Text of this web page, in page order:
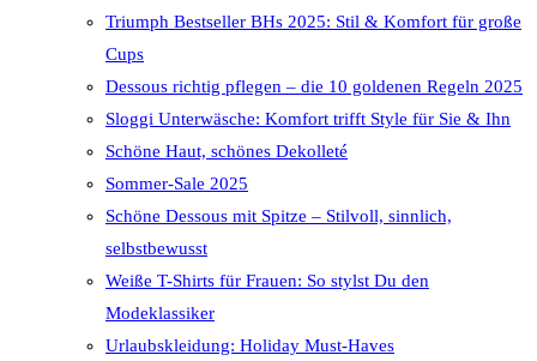
Triumph Bestseller BHs 2025: Stil & Komfort für große
Cups
Dessous richtig pflegen – die 10 goldenen Regeln 2025
Sloggi Unterwäsche: Komfort trifft Style für Sie & Ihn
Schöne Haut, schönes Dekolleté
Sommer-Sale 2025
Schöne Dessous mit Spitze – Stilvoll, sinnlich,
selbstbewusst
Weiße T-Shirts für Frauen: So stylst Du den
Modeklassiker
Urlaubskleidung: Holiday Must-Haves